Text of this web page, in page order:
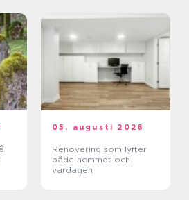
05. augusti 2026
Renovering som lyfter
både hemmet och
vardagen